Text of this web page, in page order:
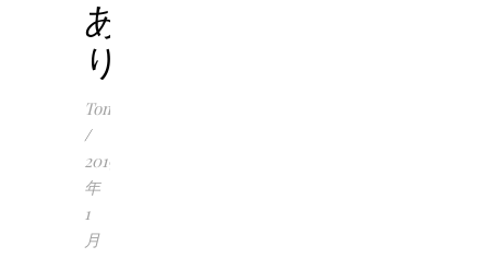
あ
り）
Tomoko
/
2019
年
1
月